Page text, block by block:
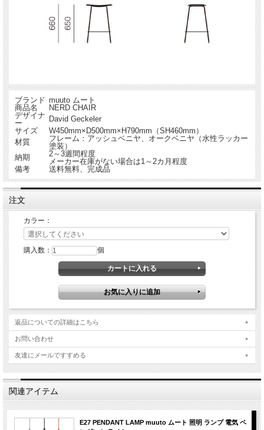
ブランド muuto ムート
商品名
NERD CHAIR
デザイナ
ー
David Geckeler
サイズ
W450mm×D500mm×H790mm（SH460mm）
材質
フレーム：アッシュベニヤ、オークベニヤ（水性ラッカー
塗装）
納期
2～3週間程度
メーカー在庫がない場合は1～2カ月程度
備考
送料無料、完成品
注文
カラー：
購入数： 個
返品についての詳細はこちら
お問い合わせ
友達にメールですすめる
関連アイテム
E27 PENDANT LAMP muuto ムート 照明 ランプ 電気 ペ